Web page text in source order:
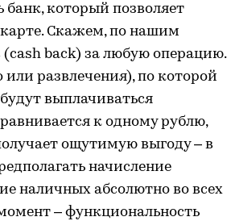
банк, который позволяет
Скажем, по нашим
back) за любую операцию.
развлечения), по которой
выплачиваться
к одному рублю,
ощутимую выгоду – в
начисление
наличных абсолютно во всех
– функциональность